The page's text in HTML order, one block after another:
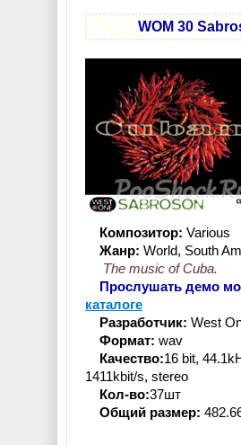
WOM 30
Композитор: Various
Жанр: World, South
The music of Cuba.
Прослушать демо
каталоге
Разработчик: West
Формат: wav
Качество:16 bit,
1411kbit/s, stereo
Кол-во:37шт
Общий размер: